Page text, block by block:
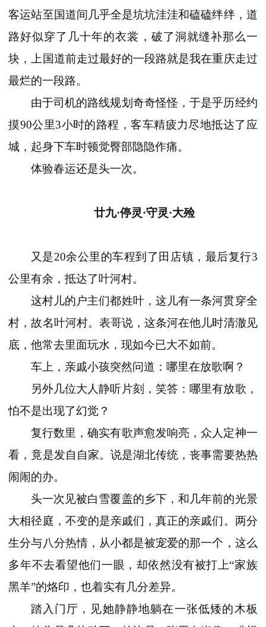
客运站至国道间几乎全是坑坑洼洼和磕磕绊绊，道
路好似穿了几十年的衣裳，破了洞就缝补那么一
块，上国道前走过最好的一段路就是我在重庆走过
最烂的一段路。
由于司机的路线规划奇奇怪怪，于是乎历经约
摸90公里3小时的路程，客车精疲力尽地抵达了应
城，起身下车时顿觉臀部隐隐作痛。
体验春运还是头一次。
廿九·停灵·守灵·大殓
又是20余公里的车程到了田店镇，最后复行3
公里有余，抵达了叶河村。
这村儿的户主们都姓叶，这儿有一条河贯穿全
村，故名叶河村。表哥说，这条河在他儿时清澈见
底，他常去里面玩水，现如今已大不如前。
车上，亲戚小孩突然问道：哪里在放歌啊？
另外几位大人静听片刻，笑答：哪里有放歌，
怕不是出现了幻觉？
复行数里，确实有歌声愈发响亮，众人定神一
看，竟是发自自家。说是湖北传统，丧事需要热热
闹闹的办。
头一次见被白雪覆盖的乡下，和几年前的光景
大相径庭，不变的是亲戚们，真正的亲戚们。两分
生分与八分热情，从小都是被宠爱的那一个，这么
多年不去看望他们一眼，却依然没有被打上“家族
黑羊”的烙印，也着实有几分差异。
踏入门厅，见她静静地躺在一张低矮的木板